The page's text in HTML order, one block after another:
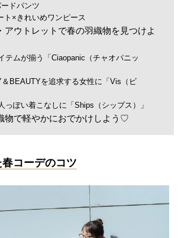
ドパンツ
ト×きれいめワンピース
アウトレットで春の羽織物を見つけよ
テムが揃う「Ciaopanic（チャオパニッ
＆BEAUTYを追求する女性に「Vis（ビ
っぽい着こなしに「Ships（シップス）」
物で軽やかにおでかけしよう♡
コーデのコツ